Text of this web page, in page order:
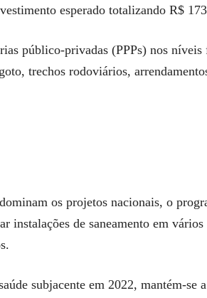
esperado totalizando R$
público-privadas (PPPs) nos níveis
trechos rodoviários,
os projetos nacionais, o
instalações de saneamento em
subjacente em 2022, mantém-se